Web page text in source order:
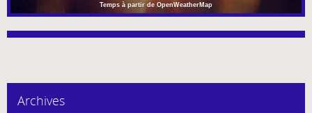
Temps à partir de OpenWeatherMap
Archives